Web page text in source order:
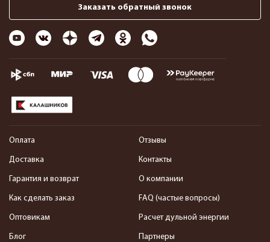
Заказать обратный звонок
Оплата
Доставка
Гарантия и возврат
Как сделать заказ
Оптовикам
Блог
Отзывы
Контакты
О компании
FAQ (частые вопросы)
Расчет дульной энергии
Партнеры